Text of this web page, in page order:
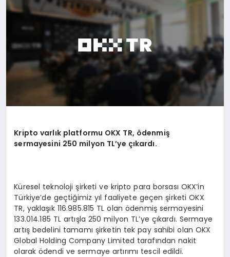
BESLENME
Kripto varlık platformu OKX TR, ödenmiş
sermayesini 250 milyon TL’ye çıkardı.
Küresel teknoloji şirketi ve kripto para borsası OKX’in
Türkiye’de geçtiğimiz yıl faaliyete geçen şirketi OKX
TR, yaklaşık 116.985.815 TL olan ödenmiş sermayesini
133.014.185 TL artışla 250 milyon TL’ye çıkardı. Sermaye
artış bedelini tamamı şirketin tek pay sahibi olan OKX
Global Holding Company Limited tarafından nakit
olarak ödendi ve sermaye artırımı tescil edildi.